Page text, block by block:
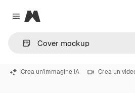
Close menu
Magnific
Crea un'immagine IA Crea un